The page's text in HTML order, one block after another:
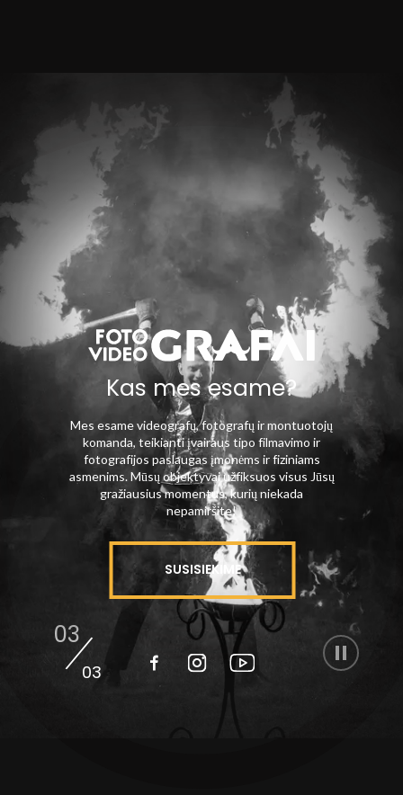
03
03
/
Kas mes esame?
Mes esame videografų, fotografų ir montuotojų
komanda, teikianti įvairaus tipo filmavimo ir
fotografijos paslaugas įmonėms ir fiziniams
asmenims. Mūsų objektyvai užfiksuos visus Jūsų
gražiausius momentus, kurių niekada
nepamiršite!
SUSISIEKIME